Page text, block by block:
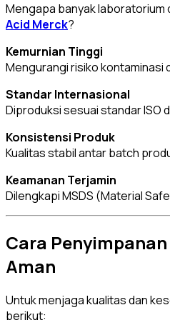
Mengapa banyak laboratorium
Acid Merck?
Kemurnian Tinggi
Mengurangi risiko kontaminasi
Standar Internasional
Diproduksi sesuai standar ISO
Konsistensi Produk
Kualitas stabil antar batch
Keamanan Terjamin
Dilengkapi MSDS (Material
Cara
Aman
Untuk menjaga kualitas dan
berikut: